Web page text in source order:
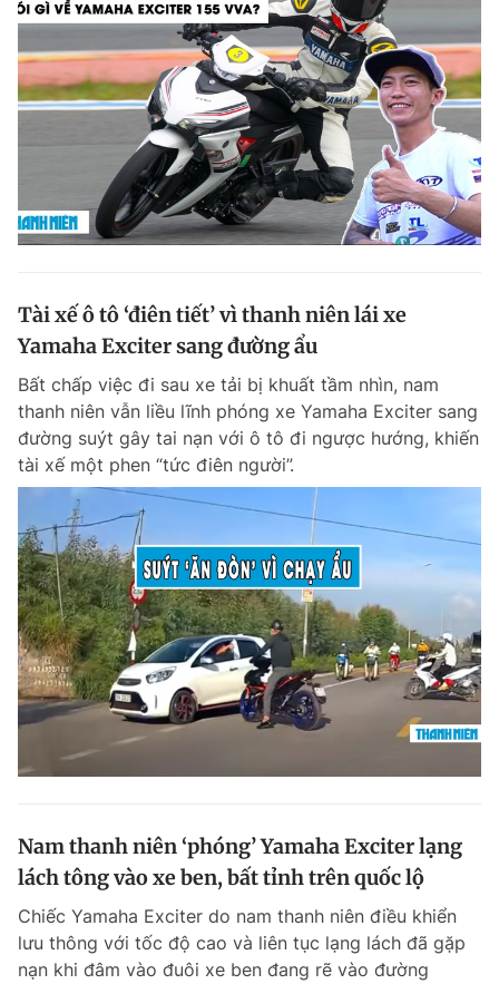
Tài xế ô tô ‘điên tiết’ vì thanh niên lái xe
Yamaha Exciter sang đường ẩu
Bất chấp việc đi sau xe tải bị khuất tầm nhìn, nam
thanh niên vẫn liều lĩnh phóng xe Yamaha Exciter sang
đường suýt gây tai nạn với ô tô đi ngược hướng, khiến
tài xế một phen “tức điên người”.
Nam thanh niên ‘phóng’ Yamaha Exciter lạng
lách tông vào xe ben, bất tỉnh trên quốc lộ
Chiếc Yamaha Exciter do nam thanh niên điều khiển
lưu thông với tốc độ cao và liên tục lạng lách đã gặp
nạn khi đâm vào đuôi xe ben đang rẽ vào đường